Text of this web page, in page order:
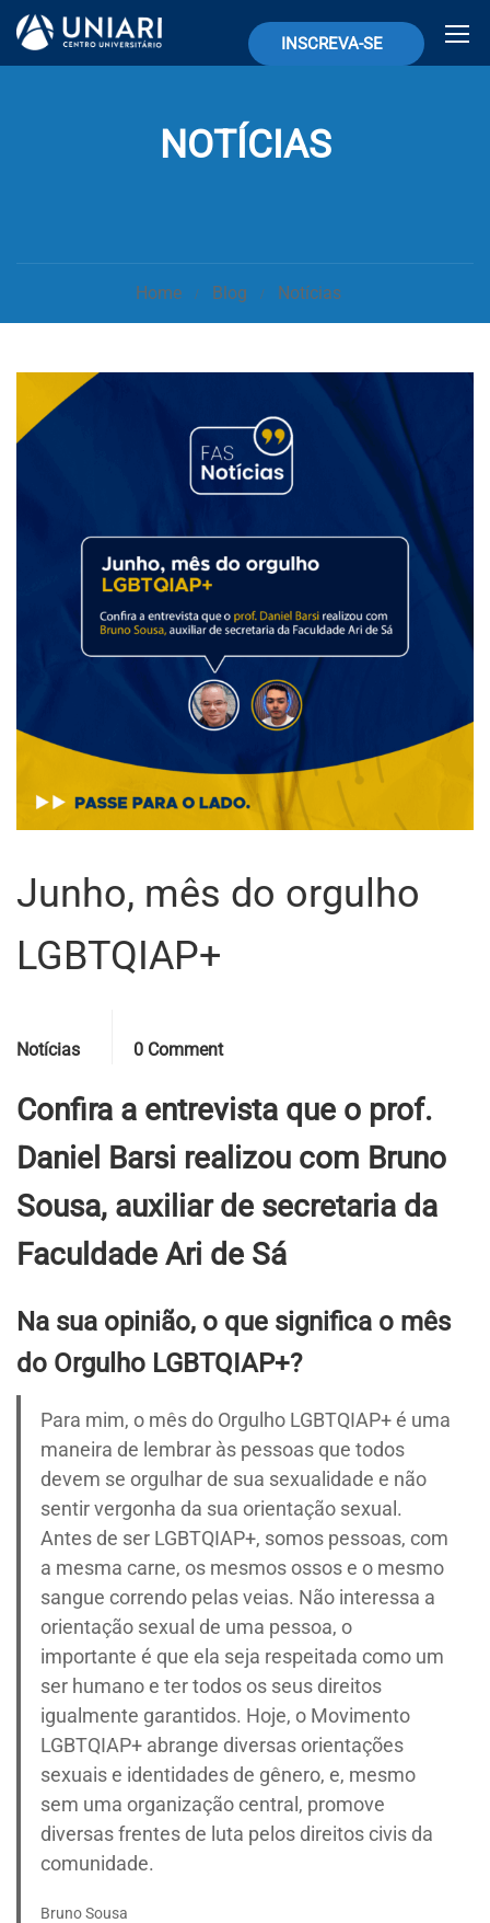
INSCREVA-SE
NOTÍCIAS
Home Blog Notícias
Junho, mês do orgulho
LGBTQIAP+
Notícias 0 Comment
Confira a entrevista que o prof.
Daniel Barsi realizou com Bruno
Sousa, auxiliar de secretaria da
Faculdade Ari de Sá
Na sua opinião, o que significa o mês
do Orgulho LGBTQIAP+?
Para mim, o mês do Orgulho LGBTQIAP+ é uma
maneira de lembrar às pessoas que todos
devem se orgulhar de sua sexualidade e não
sentir vergonha da sua orientação sexual.
Antes de ser LGBTQIAP+, somos pessoas, com
a mesma carne, os mesmos ossos e o mesmo
sangue correndo pelas veias. Não interessa a
orientação sexual de uma pessoa, o
importante é que ela seja respeitada como um
ser humano e ter todos os seus direitos
igualmente garantidos. Hoje, o Movimento
LGBTQIAP+ abrange diversas orientações
sexuais e identidades de gênero, e, mesmo
sem uma organização central, promove
diversas frentes de luta pelos direitos civis da
comunidade.
Bruno Sousa